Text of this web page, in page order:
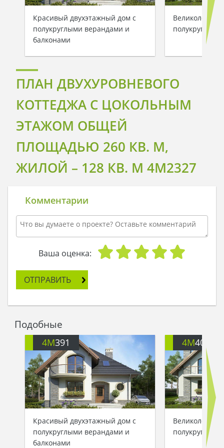
Красивый двухэтажный дом с
полукруглыми верандами и
балконами
ПЛАН ДВУХУРОВНЕВОГО
КОТТЕДЖА С ЦОКОЛЬНЫМ
ЭТАЖОМ ОБЩЕЙ
ПЛОЩАДЬЮ 260 КВ. М,
ЖИЛОЙ – 128 КВ. М 4M2327
Комментарии
Ваша оценка:
ОТПРАВИТЬ
Подобные
4M391
Красивый двухэтажный дом с
полукруглыми верандами и
балконами
4M401